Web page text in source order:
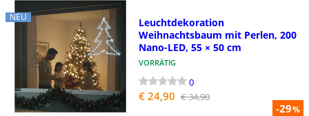
NEU
-29%
Leuchtdekoration
Weihnachtsbaum mit Perlen, 200
Nano-LED, 55 × 50 cm
VORRÄTIG
0
€ 24,90 € 34,90